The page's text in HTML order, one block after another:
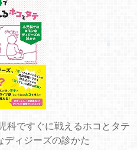
科ですぐに戦えるホコとタテ
ディジーズの診かた